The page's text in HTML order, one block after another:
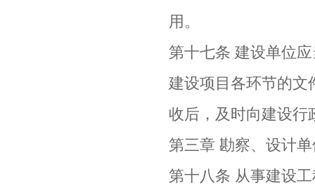
用。
第十七条 建设单位
建设项目各环节的文
收后，及时向建设行
第三章 勘察、设计
第十八条 从事建设